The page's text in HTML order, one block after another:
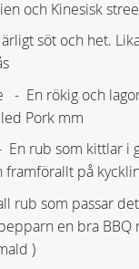
och Kinesisk
söt och het.
- En rökig och
Pork mm
rub som kittlar i
framförallt på
rub som passar
en bra BBQ
)